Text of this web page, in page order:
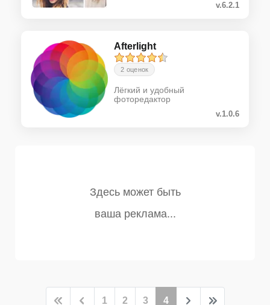
v.6.2.1
Afterlight
2 оценок
Лёгкий и удобный
фоторедактор
v.1.0.6
1 2 3 4